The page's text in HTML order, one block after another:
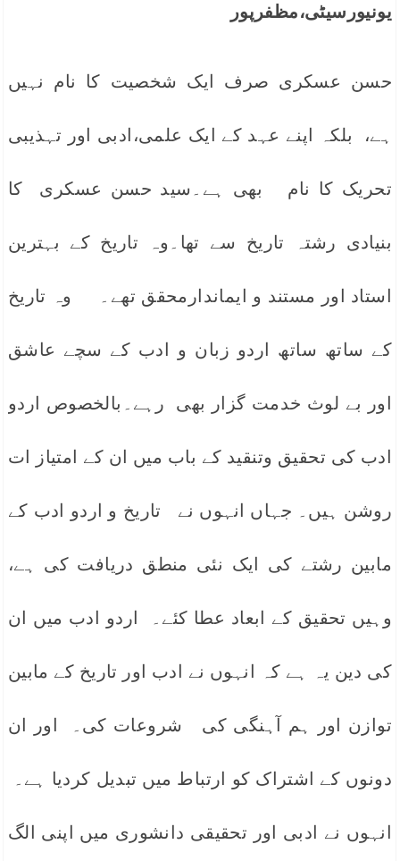
یونیورسیٹی،مظفرپور
حسن عسکری صرف ایک شخصیت کا نام نہیں
ہے، بلکہ اپنے عہد کے ایک علمی،ادبی اور تہذیبی
تحریک کا نام بھی ہے۔سید حسن عسکری کا
بنیادی رشتہ تاریخ سے تھا۔وہ تاریخ کے بہترین
استاد اور مستند و ایماندارمحقق تھے۔ وہ تاریخ
کے ساتھ ساتھ اردو زبان و ادب کے سچے عاشق
اور بے لوث خدمت گزار بھی رہے۔بالخصوص اردو
ادب کی تحقیق وتنقید کے باب میں ان کے امتیاز ات
روشن ہیں۔ جہاں انہوں نے تاریخ و اردو ادب کے
مابین رشتے کی ایک نئی منطق دریافت کی ہے،
وہیں تحقیق کے ابعاد عطا کئے۔ اردو ادب میں ان
کی دین یہ ہے کہ انہوں نے ادب اور تاریخ کے مابین
توازن اور ہم آہنگی کی شروعات کی۔ اور ان
دونوں کے اشتراک کو ارتباط میں تبدیل کردیا ہے۔
انہوں نے ادبی اور تحقیقی دانشوری میں اپنی الگ